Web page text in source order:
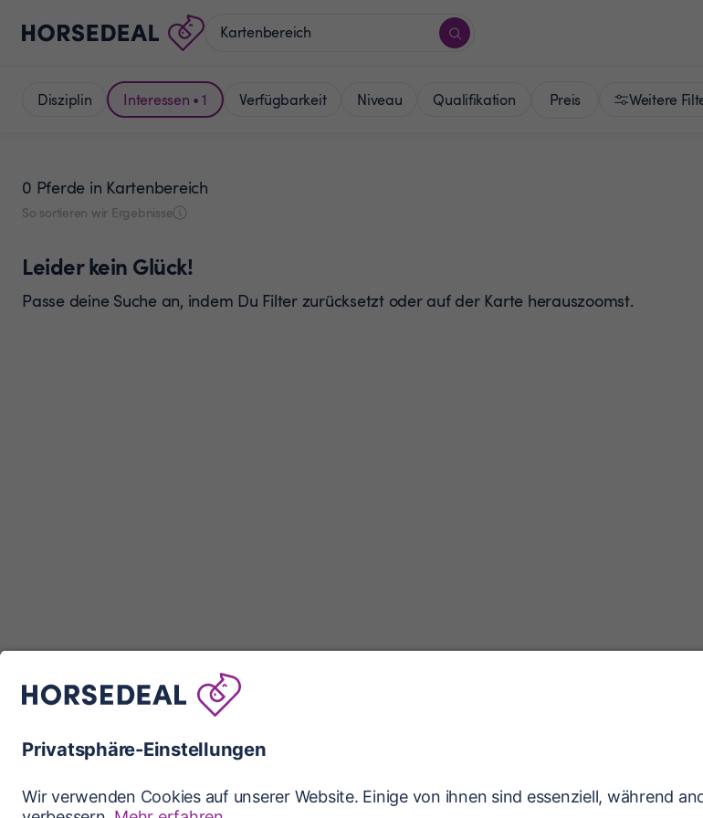
Disziplin Interessen • 1 Verfügbarkeit Niveau Qualifikation Preis Weitere
0 Pferde in Kartenbereich
So sortieren wir Ergebnisse
Leider kein Glück!
Passe deine Suche an, indem Du Filter zurücksetzt oder auf der Karte herauszoomst.